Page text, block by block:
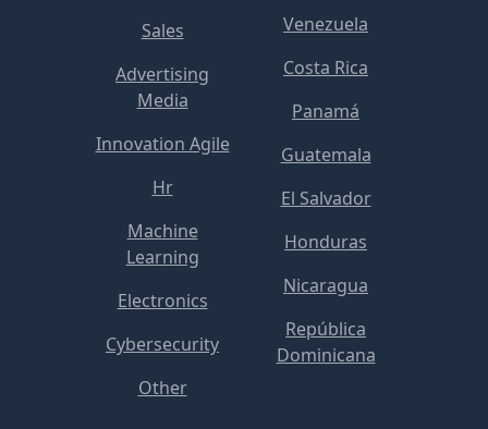
Sales
Advertising
Media
Innovation Agile
Hr
Machine
Learning
Electronics
Cybersecurity
Other
Venezuela
Costa Rica
Panamá
Guatemala
El Salvador
Honduras
Nicaragua
República
Dominicana